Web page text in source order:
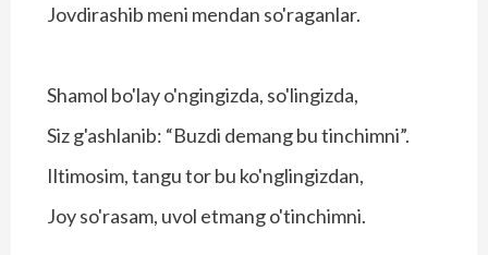
Jovdirashib meni mendan so'raganlar.
Shamol bo'lay o'ngingizda, so'lingizda,
Siz g'ashlanib: “Buzdi demang bu tinchimni”.
Iltimosim, tangu tor bu ko'nglingizdan,
Joy so'rasam, uvol etmang o'tinchimni.